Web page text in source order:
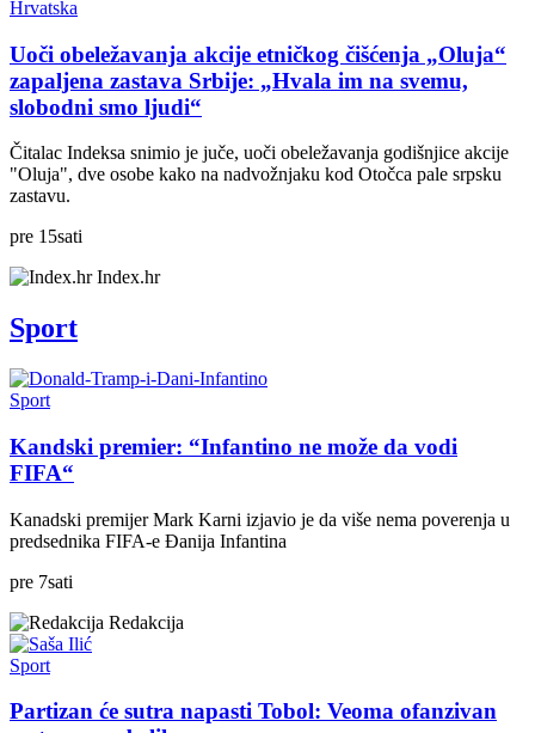
Hrvatska
Uoči obeležavanja akcije etničkog čišćenja „Oluja“
zapaljena zastava Srbije: „Hvala im na svemu,
slobodni smo ljudi“
Čitalac Indeksa snimio je juče, uoči obeležavanja godišnjice akcije
"Oluja", dve osobe kako na nadvožnjaku kod Otočca pale srpsku
zastavu.
pre 15sati
Index.hr
Sport
Sport
Kandski premier: “Infantino ne može da vodi
FIFA“
Kanadski premijer Mark Karni izjavio je da više nema poverenja u
predsednika FIFA-e Đanija Infantina
pre 7sati
Redakcija
Sport
Partizan će sutra napasti Tobol: Veoma ofanzivan